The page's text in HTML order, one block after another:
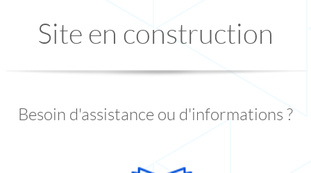
Site en construction
Besoin d'assistance ou d'informations ?